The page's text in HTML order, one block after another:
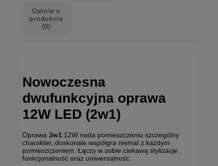
Opinie o
produkcie
(0)
Nowoczesna
dwufunkcyjna oprawa
12W LED (2w1)
Oprawa 2w1 12W nada pomieszczeniu szczególny
charakter, doskonale współgra niemal z każdym
pomieszczeniem. Łączy w sobie ciekawą stylizacje ,
funkcjonalność oraz uniwersalność.